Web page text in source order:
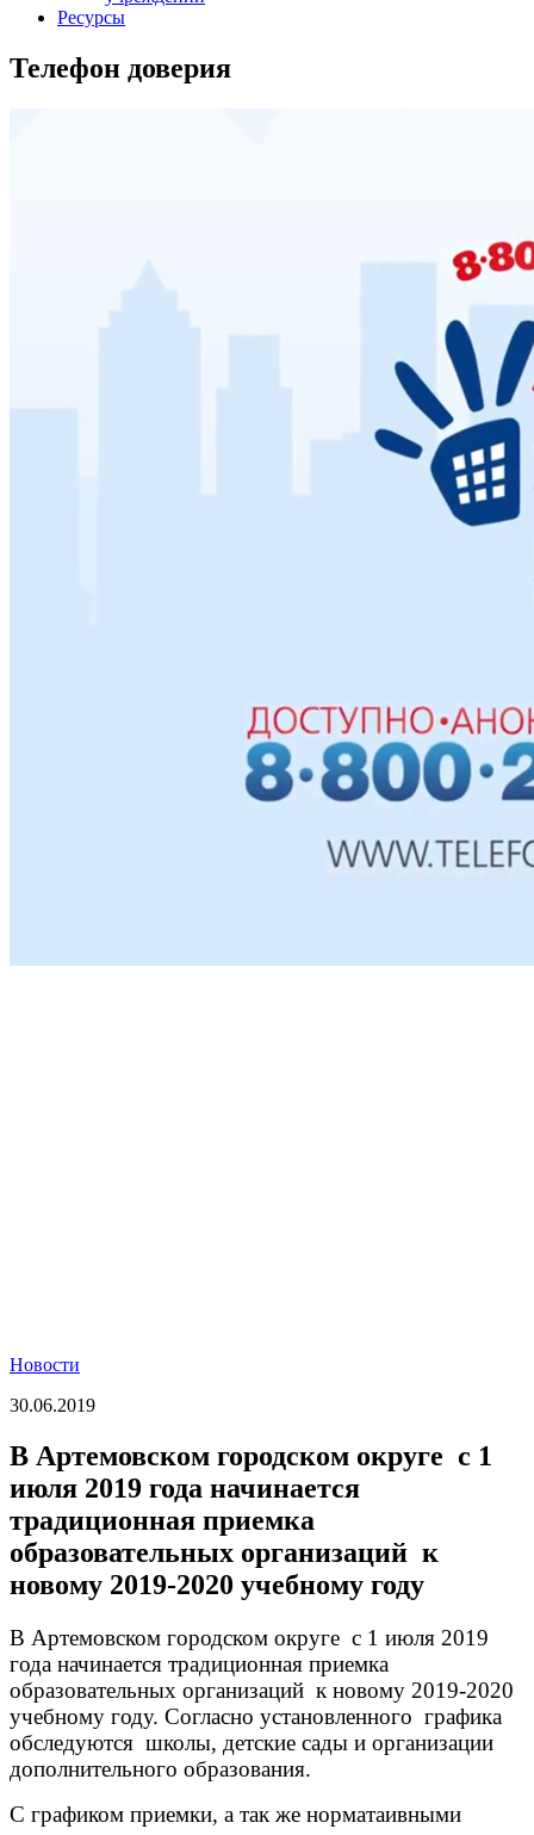
Ресурсы
Телефон доверия
Новости
30.06.2019
В Артемовском городском округе с 1
июля 2019 года начинается
традиционная приемка
образовательных организаций к
новому 2019-2020 учебному году
В Артемовском городском округе с 1 июля 2019
года начинается традиционная приемка
образовательных организаций к новому 2019-2020
учебному году. Согласно установленного графика
обследуются школы, детские сады и организации
дополнительного образования.
С графиком приемки, а так же норматаивными